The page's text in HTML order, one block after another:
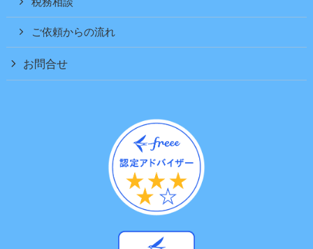
税務相談
ご依頼からの流れ
お問合せ